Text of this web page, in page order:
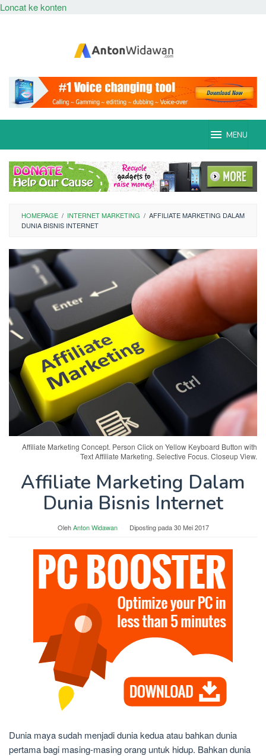
Loncat ke konten
MENU
HOMEPAGE / INTERNET MARKETING / AFFILIATE MARKETING DALAM
DUNIA BISNIS INTERNET
Affiliate Marketing Concept. Person Click on Yellow Keyboard Button with
Text Affiliate Marketing. Selective Focus. Closeup View.
Affiliate Marketing Dalam
Dunia Bisnis Internet
OlehAnton Widawan Diposting pada30 Mei 2017
Dunia maya sudah menjadi dunia kedua atau bahkan dunia
pertama bagi masing-masing orang untuk hidup. Bahkan dunia